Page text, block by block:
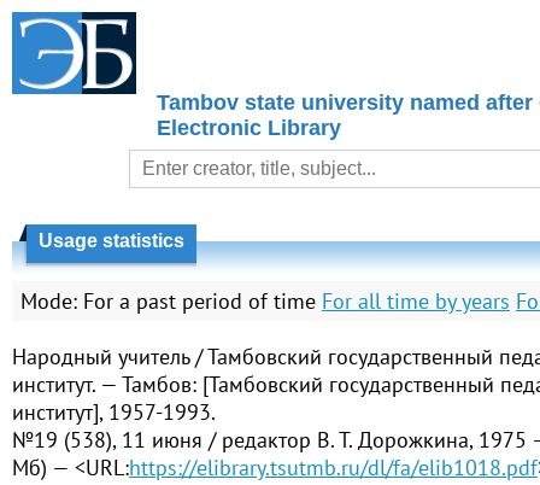
Tambov state university named after
Electronic Library
Usage statistics
Mode: For a past period of time For all time by years
Народный учитель / Тамбовский государственный
институт. — Тамбов: [Тамбовский государственный
институт], 1957-1993.
№19 (538), 11 июня / редактор В. Т. Дорожкина, 1975
Мб) — <URL:https://elibrary.tsutmb.ru/dl/fa/elib1018.pdf